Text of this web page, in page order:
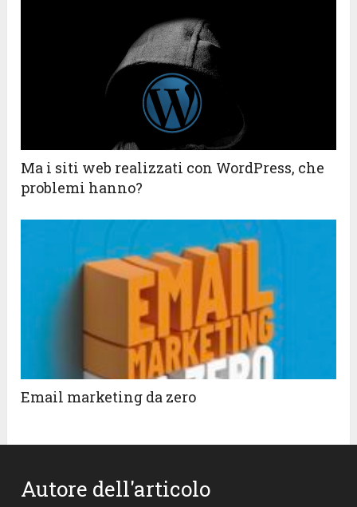
Ma i siti web realizzati con WordPress, che
problemi hanno?
Email marketing da zero
Autore dell'articolo